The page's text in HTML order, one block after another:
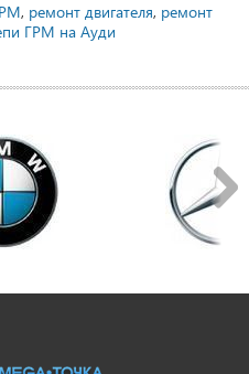
, ремонт двигателя, ремонт
ГРМ на Ауди